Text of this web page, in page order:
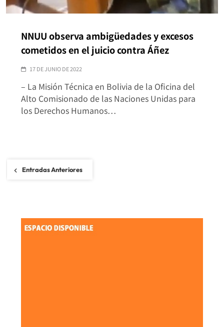
NNUU observa ambigüedades y excesos
cometidos en el juicio contra Áñez
17 DE JUNIO DE 2022
– La Misión Técnica en Bolivia de la Oficina del
Alto Comisionado de las Naciones Unidas para
los Derechos Humanos…
Navegación
Entradas Anteriores